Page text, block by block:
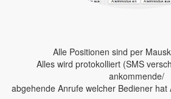
Alle Positionen sind per
Alles wird protokolliert (SMS
ankommende/
abgehende Anrufe welcher Bediener hat